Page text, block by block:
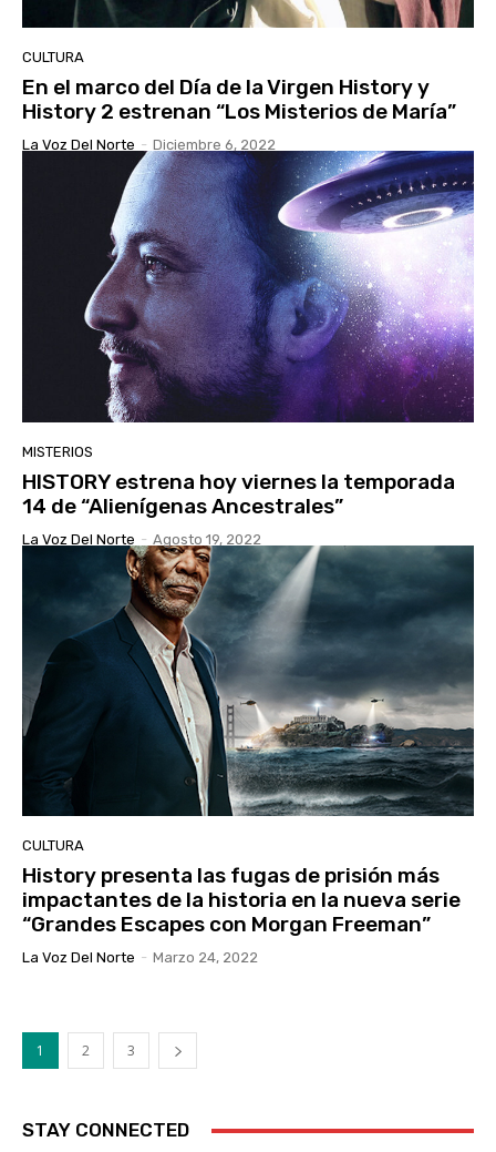
CULTURA
En el marco del Día de la Virgen History y
History 2 estrenan “Los Misterios de María”
La Voz Del Norte - Diciembre 6, 2022
MISTERIOS
HISTORY estrena hoy viernes la temporada
14 de “Alienígenas Ancestrales”
La Voz Del Norte - Agosto 19, 2022
CULTURA
History presenta las fugas de prisión más
impactantes de la historia en la nueva serie
“Grandes Escapes con Morgan Freeman”
La Voz Del Norte - Marzo 24, 2022
1 2 3
STAY CONNECTED